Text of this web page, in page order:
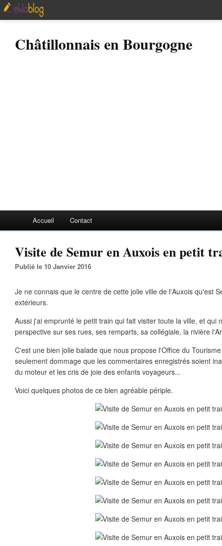
Châtillonnais en Bourgogne
Accueil Contact
Visite de Semur en Auxois en petit
Publié le 10 Janvier 2016
Je ne connais que le centre de cette jolie ville de l'Auxois qu'est
extérieurs.
Aussi j'ai emprunté le petit train qui fait visiter toute la ville, et qui
perspective sur ses rues, ses remparts, sa collégiale, la rivière
C'est une bien jolie balade que nous propose l'Office du
seulement dommage que les commentaires enregistrés soient
du moteur et les cris de joie des enfants voyageurs...
Voici quelques photos de ce bien agréable périple.